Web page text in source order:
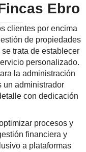
Ebro
clientes por encima
de propiedades
trata de establecer
personalizado.
la administración
un administrador
con dedicación
procesos y
financiera y
a plataformas